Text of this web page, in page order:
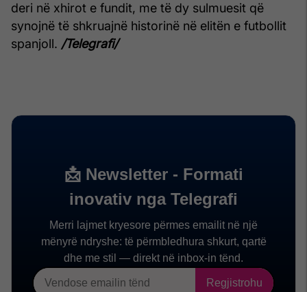
deri në xhirot e fundit, me të dy sulmuesit që
synojnë të shkruajnë historinë në elitën e futbollit
spanjoll. /Telegrafi/